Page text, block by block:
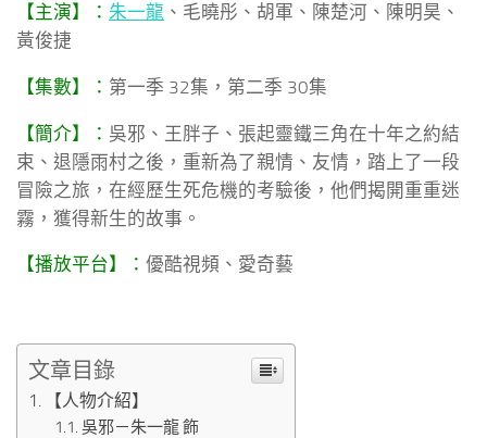
【主演】： 朱一龍 、毛曉彤、胡軍、陳楚河、陳明昊、
黃俊捷
【集數】： 第一季 32集，第二季 30集
【簡介】： 吳邪、王胖子、張起靈鐵三角在十年之約結
束、退隱雨村之後，重新為了親情、友情，踏上了一段
冒險之旅，在經歷生死危機的考驗後，他們揭開重重迷
霧，獲得新生的故事。
【播放平台】： 優酷視頻、愛奇藝
文章目錄
【人物介紹】
吳邪－朱一龍 飾